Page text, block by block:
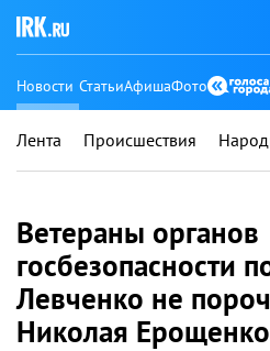
Новости СтатьиАфишаФото
Лента Происшествия
Ветераны органов
госбезопасности
Левченко не
Николая Ерощенко